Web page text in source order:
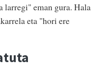
eman gura. Hala
eta "hori ere